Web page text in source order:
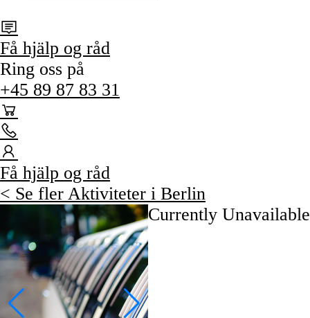
Få hjälp og råd
Ring oss på
+45 89 87 83 31
Få hjälp og råd
< Se fler Aktiviteter i Berlin
Currently Unavailable